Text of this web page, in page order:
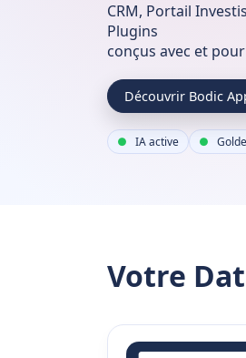
CRM, Portail
Plugins
conçus avec et
Découvrir Bodic
IA active
Votre